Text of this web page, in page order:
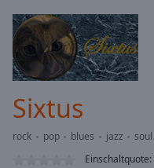
Skip
Forward
Mute
Current
Loaded :
Sixtus
rock pop blues jazz soul
Einschaltquote: